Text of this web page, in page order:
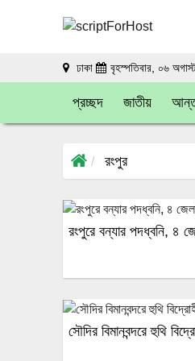
ঢাকা বৃহস্পতিবার, ০৬
প্রচ্ছদ জাতীয়
রংপুর
রংপুরে বন্যার পদধ্বনি, ৪
সৌদির বিমানবন্দরে হুথি